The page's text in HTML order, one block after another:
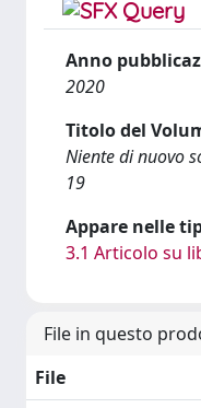
Anno
2020
Titolo del
Niente di nuovo
19
Appare nelle
3.1 Articolo su
File in questo
File